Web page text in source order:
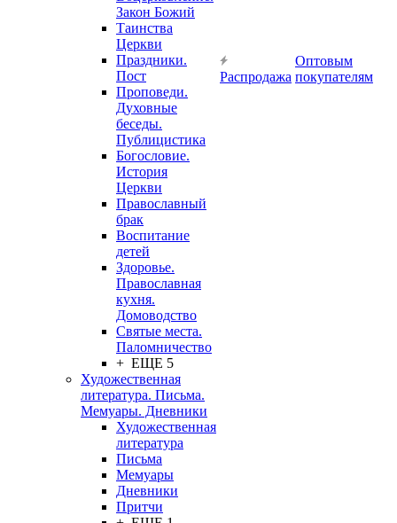
Закон Божий
Таинства
Церкви
Праздники.
Пост
Проповеди.
Духовные
беседы.
Публицистика
Богословие.
История
Церкви
Православный
брак
Воспитание
детей
Здоровье.
Православная
кухня.
Домоводство
Святые места.
Паломничество
+ ЕЩЕ 5
Художественная
литература. Письма.
Мемуары. Дневники
Художественная
литература
Письма
Мемуары
Дневники
Притчи
Распродажа
Оптовым
покупателям